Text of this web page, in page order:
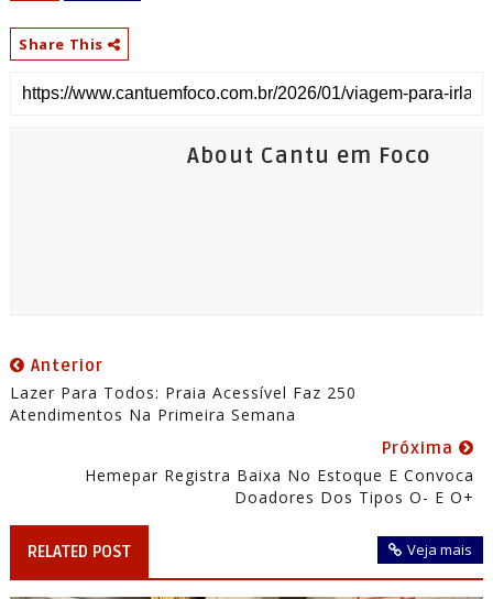
Share This
About Cantu em Foco
Anterior
Lazer Para Todos: Praia Acessível Faz 250
Atendimentos Na Primeira Semana
Próxima
Hemepar Registra Baixa No Estoque E Convoca
Doadores Dos Tipos O- E O+
RELATED POST Veja mais